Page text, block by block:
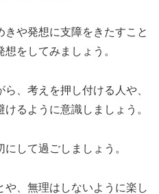
きや発想に支障をきたすこと
をしてみましょう。
、考えを押し付ける人や、
るように意識しましょう。
して過ごしましょう。
や、無理はしないように楽し